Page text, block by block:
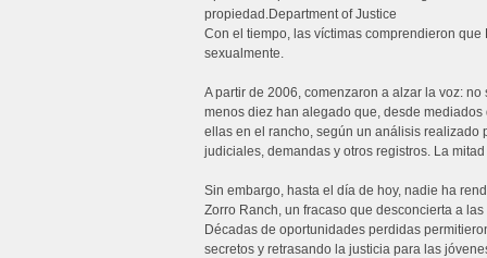
propiedad.Department of Justice
Con el tiempo, las víctimas comprendieron
sexualmente.
A partir de 2006, comenzaron a alzar la voz:
menos diez han alegado que, desde
ellas en el rancho, según un análisis realizado
judiciales, demandas y otros registros. La
Sin embargo, hasta el día de hoy, nadie ha
Zorro Ranch, un fracaso que desconcierta a
Décadas de oportunidades perdidas
secretos y retrasando la justicia para las